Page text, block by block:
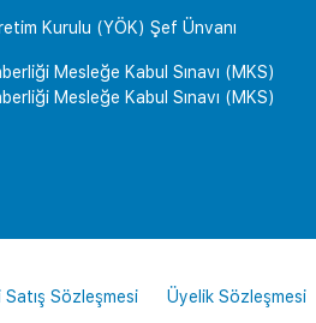
Kurulu (YÖK) Şef Ünvanı
Mesleğe Kabul Sınavı (MKS)
Mesleğe Kabul Sınavı (MKS)
Satış Sözleşmesi Üyelik Sözleşmesi